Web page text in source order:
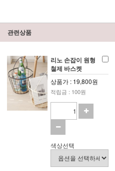
관련상품
리노 손잡이 원형
철제 바스켓
상품가 : 19,800원
적립금 : 100원
색상선택